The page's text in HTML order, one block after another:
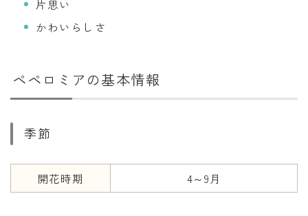
西暦・和暦
二十八宿
二十七宿
誕生シンボル
片思い
かわいらしさ
ペペロミアの基本情報
季節
開花時期 4～9月